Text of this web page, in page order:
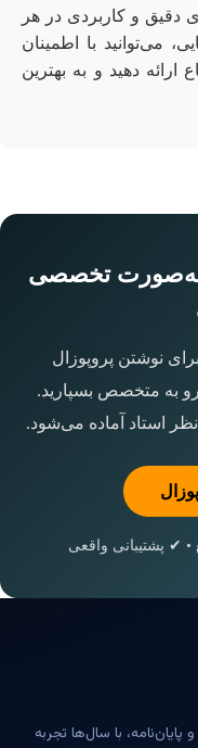
دقیق و کاربردی در هر
می‌توانید با اطمینان
دهید و به بهترین
به‌صورت تخصصی
نوشتن پروپوزال
به متخصص بسپارید.
استاد آماده می‌شود.
✔ پشتیبانی واقعی
با سال‌ها تجربه